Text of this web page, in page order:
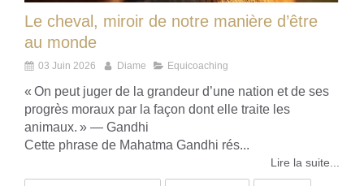
Le cheval, miroir de notre manière d’être
au monde
03 Juin 2026 Diame Equicoaching
« On peut juger de la grandeur d’une nation et de ses
progrès moraux par la façon dont elle traite les
animaux. » — Gandhi
Cette phrase de Mahatma Gandhi rés...
Lire la suite...